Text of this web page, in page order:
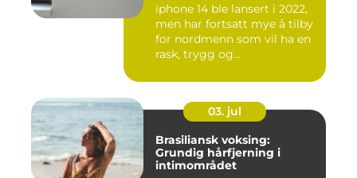
iphone 14 ble lansert i 2022,
men har fortsatt mye å tilby
for nordmenn som vil ha en
rask, trygg og...
03. jul
Brasiliansk voksing:
Grundig hårfjerning i
intimområdet